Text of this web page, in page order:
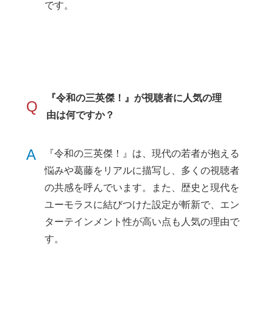
です。
Q
『令和の三英傑！』が視聴者に人気の理
由は何ですか？
A
『令和の三英傑！』は、現代の若者が抱える
悩みや葛藤をリアルに描写し、多くの視聴者
の共感を呼んでいます。また、歴史と現代を
ユーモラスに結びつけた設定が斬新で、エン
ターテインメント性が高い点も人気の理由で
す。